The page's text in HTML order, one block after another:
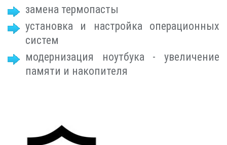
замена термопасты
установка и настройка операционных
систем
модернизация ноутбука - увеличение
памяти и накопителя